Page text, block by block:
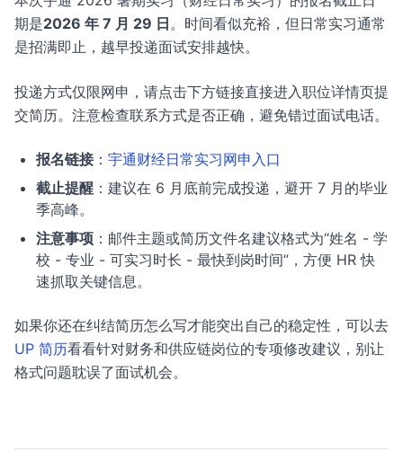
期是2026 年 7 月 29 日。时间看似充裕，但日常实习通常
是招满即止，越早投递面试安排越快。
投递方式仅限网申，请点击下方链接直接进入职位详情页提
交简历。注意检查联系方式是否正确，避免错过面试电话。
报名链接： 宇通财经日常实习网申入口
截止提醒 ：建议在 6 月底前完成投递，避开 7 月的毕业
季高峰。
注意事项 ：邮件主题或简历文件名建议格式为“姓名 - 学
校 - 专业 - 可实习时长 - 最快到岗时间”，方便 HR 快
速抓取关键信息。
如果你还在纠结简历怎么写才能突出自己的稳定性，可以去
UP 简历看看针对财务和供应链岗位的专项修改建议，别让
格式问题耽误了面试机会。